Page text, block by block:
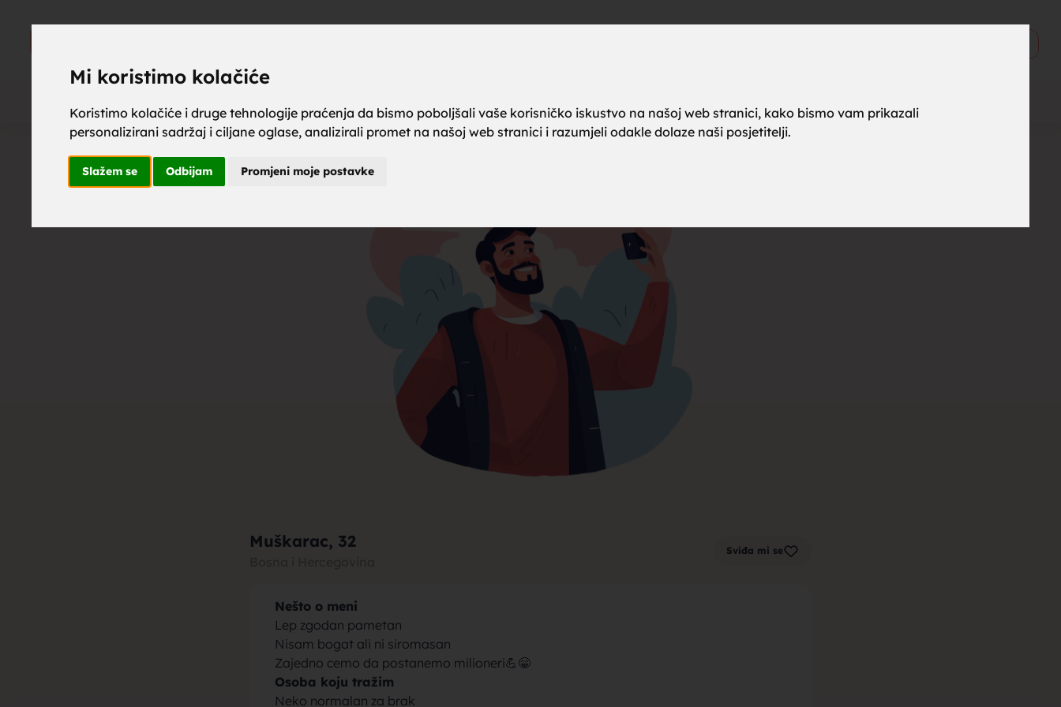
Mi koristimo kolačiće
Koristimo kolačiće i druge tehnologije praćenja da bismo poboljšali vaše korisničko iskustvo na našoj web stranici, kako bismo vam prikazali
personalizirani sadržaj i ciljane oglase, analizirali promet na našoj web stranici i razumjeli odakle dolaze naši posjetitelji.
Slažem se Odbijam Promjeni moje postavke
Muškarac, 32 Sviđa mi se
Nešto o meni
Lep zgodan pametan
Nisam bogat ali ni siromasan
Zajedno cemo da postanemo milioneri💪😁
Osoba koju tražim
Neko normalan za brak
upoznaj za brak, zene za
brak, muskarci za brak,
upoznavanje za brak, tražim
muza za brak, tražim zenu za
brak, devojke za brak sa sela,
momci za brak sa sela, trazim